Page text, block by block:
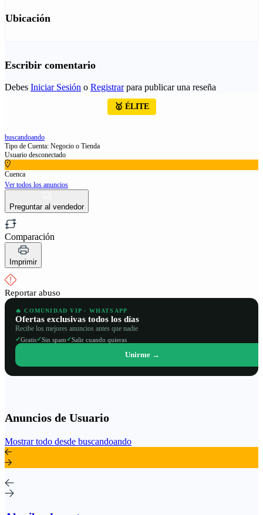
Ubicación
Escribir comentario
Debes Iniciar Sesión o Registrarpara publicar una reseña
🥇 ÉLITE
buscandoando
Tipo de Cuenta: Negocio o Tienda
Usuario desconectado
Cuenca
Ver todos los anuncios
Preguntar al vendedor
Comparación
Imprimir
Reportar abuso
🔥 COMUNIDAD VIP · WHATSAPP
Ofertas exclusivas todos los días
Recibe los mejores anuncios antes que nadie
✓Gratis✓Sin spam✓Salir cuando quieras
Unirme →
Anuncios de Usuario
Mostrar todo desde buscandoando